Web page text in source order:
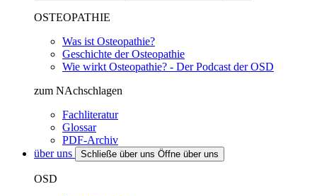
OSTEOPATHIE
Was ist Osteopathie?
Geschichte der Osteopathie
Wie wirkt Osteopathie? - Der Podcast der OSD
zum NAchschlagen
Fachliteratur
Glossar
PDF-Archiv
über uns
Schließe über uns Öffne über uns
OSD